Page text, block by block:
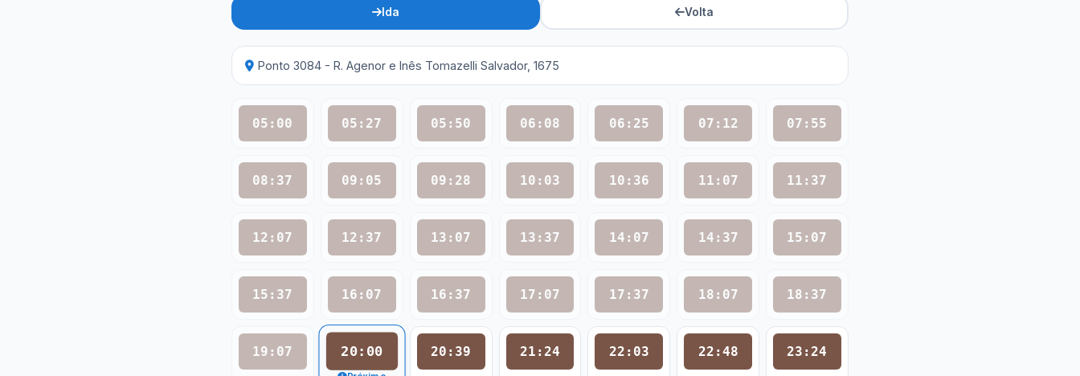
Ida Volta
Ponto 3084 - R. Agenor e Inês Tomazelli Salvador, 1675
05:00 05:27 05:50 06:08 06:25 07:12 07:55
08:37 09:05 09:28 10:03 10:36 11:07 11:37
12:07 12:37 13:07 13:37 14:07 14:37 15:07
15:37 16:07 16:37 17:07 17:37 18:07 18:37
19:07 20:00 20:39 21:24 22:03 22:48 23:24